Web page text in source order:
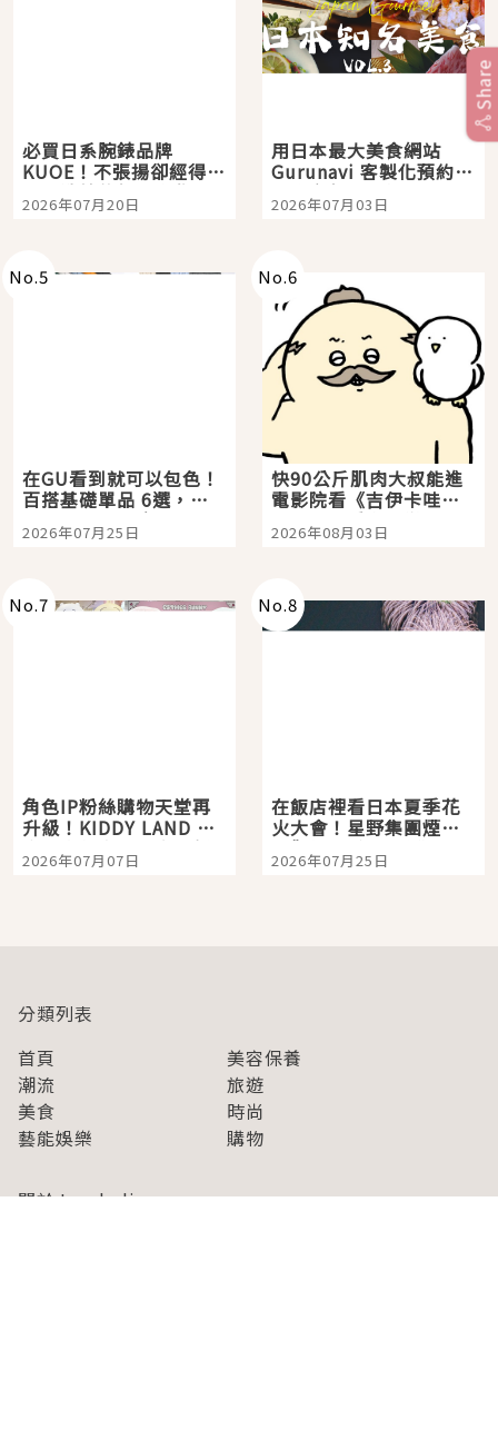
必買日系腕錶品牌
KUOE！不張揚卻經得起
時間洗鍊的經典之作五
選
2026年07月20日
用日本最大美食網站
Gurunavi 客製化預約九
大都市餐廳，打造專屬
美食體驗！
2026年07月03日
No.5
在GU看到就可以包色！
百搭基礎單品 6選，閉
眼全收也不心疼
2026年07月25日
No.6
快90公斤肌肉大叔能進
電影院看《吉伊卡哇》
嗎？日本重金屬樂團
「打首」會長與nagano
2026年08月03日
No.7
角色IP粉絲購物天堂再
升級！KIDDY LAND 原
宿店吉伊卡哇迎客，新
開幕 OMOKADO 店3分
2026年07月07日
No.8
在飯店裡看日本夏季花
火大會！星野集團煙火
景觀飯店6選，讓你不用
人擠人悠閒欣賞
2026年07月25日
Share
分類列表
首頁
美容保養
潮流
旅遊
美食
時尚
藝能娛樂
購物
關於Japaholic